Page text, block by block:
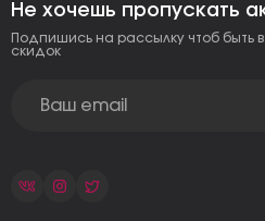
Не хочешь пропускать
Подпишись на рассылку чтоб быть
скидок